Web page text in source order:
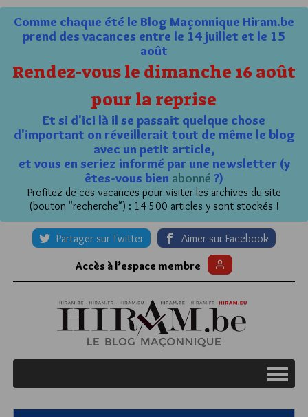
Comme chaque été le Blog Maçonnique Hiram.be
prend des vacances entre le 14 juillet et le 15
août
Rendez-vous le dimanche 16 août
pour la reprise
Et si d'ici là il se passait quelque chose
d'important on réveillerait tout de même le blog
avec un petit article,
et vous en seriez informé par une newsletter (y
êtes-vous bien abonné ?)
Profitez de ces vacances pour visiter les archives du site
(bouton "recherche") : 14 500 articles y sont stockés !
Partager sur Twitter Aimer sur Facebook
Accès à l’espace membre